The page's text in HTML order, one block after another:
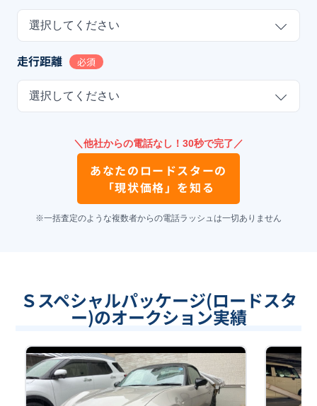
選択してください
走行距離 必須
選択してください
＼他社からの電話なし！30秒で完了／
あなたの ロードスターの
「現状価格」を知る
※一括査定のような複数者からの電話ラッシュは一切ありません
Ｓスペシャルパッケージ(ロードスタ
ー)のオークション実績